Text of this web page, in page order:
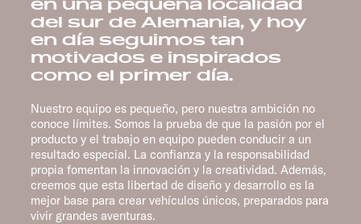
en una pequeña localidad
del sur de Alemania, y hoy
en día seguimos tan
motivados e inspirados
como el primer día.
Nuestro equipo es pequeño, pero nuestra ambición no
conoce límites. Somos la prueba de que la pasión por el
producto y el trabajo en equipo pueden conducir a un
resultado especial. La confianza y la responsabilidad
propia fomentan la innovación y la creatividad. Además,
creemos que esta libertad de diseño y desarrollo es la
mejor base para crear vehículos únicos, preparados para
vivir grandes aventuras.